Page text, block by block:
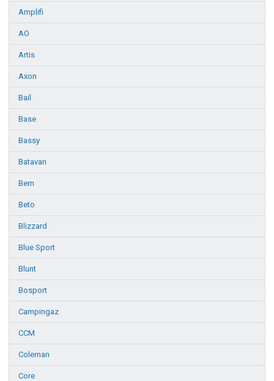
Amplifi
AO
Artis
Axon
Bail
Base
Bassy
Batavan
Bern
Beto
Blizzard
Blue Sport
Blunt
Bosport
Campingaz
CCM
Coleman
Core